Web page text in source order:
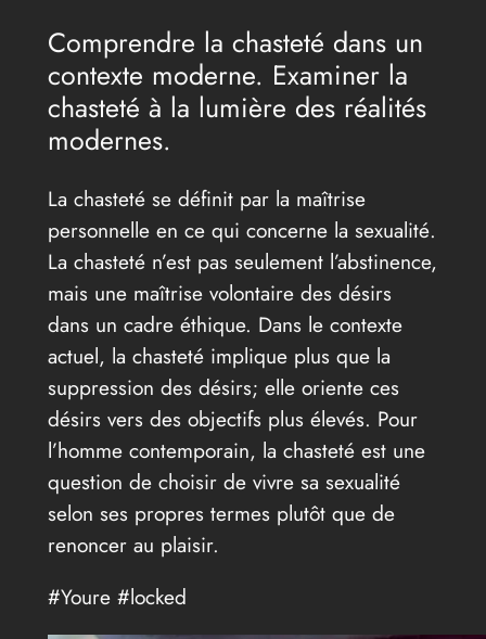
Comprendre la chasteté dans un
contexte moderne. Examiner la
chasteté à la lumière des réalités
modernes.
La chasteté se définit par la maîtrise
personnelle en ce qui concerne la sexualité.
La chasteté n’est pas seulement l’abstinence,
mais une maîtrise volontaire des désirs
dans un cadre éthique. Dans le contexte
actuel, la chasteté implique plus que la
suppression des désirs; elle oriente ces
désirs vers des objectifs plus élevés. Pour
l’homme contemporain, la chasteté est une
question de choisir de vivre sa sexualité
selon ses propres termes plutôt que de
renoncer au plaisir.
#Youre #locked